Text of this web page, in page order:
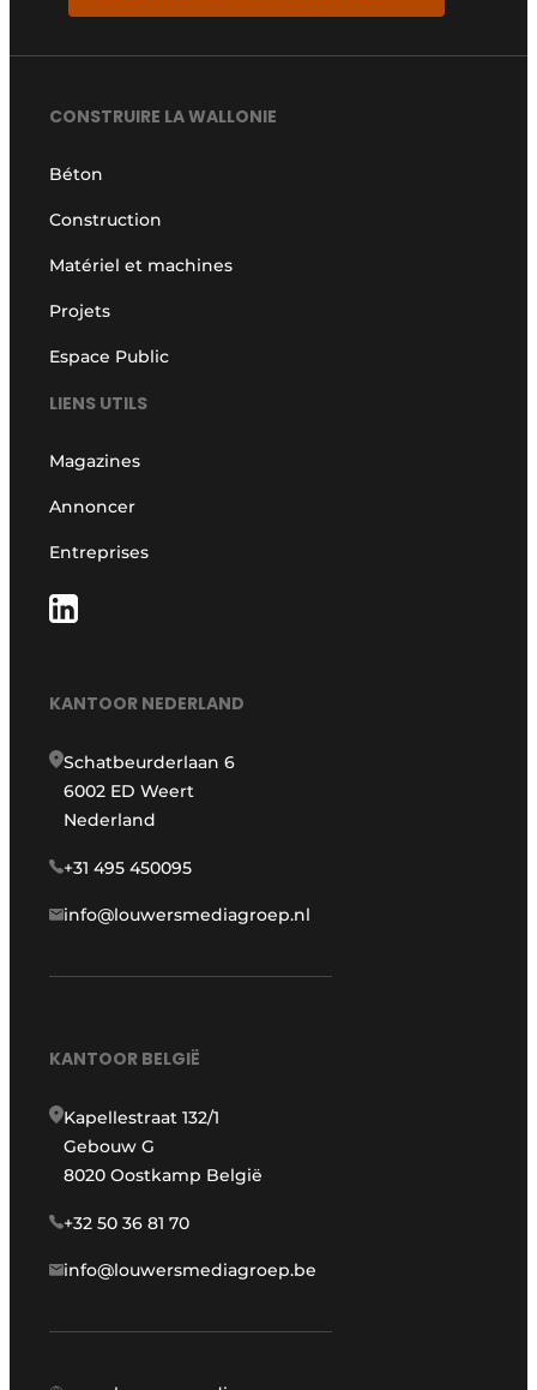
CONSTRUIRE LA WALLONIE
Béton
Construction
Matériel et machines
Projets
Espace Public
LIENS UTILS
Magazines
Annoncer
Entreprises
KANTOOR NEDERLAND
Schatbeurderlaan 6
6002 ED Weert
Nederland
+31 495 450095
info@louwersmediagroep.nl
KANTOOR BELGIË
Kapellestraat 132/1
Gebouw G
8020 Oostkamp België
+32 50 36 81 70
info@louwersmediagroep.be